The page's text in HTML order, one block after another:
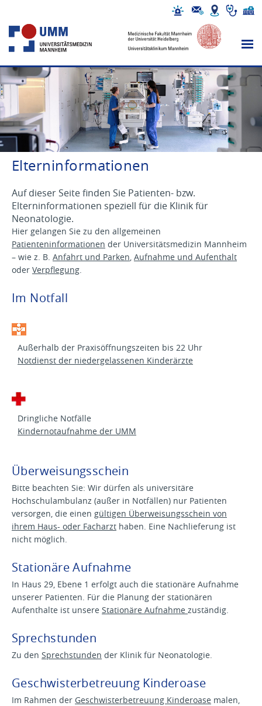
Elterninformationen
Auf dieser Seite finden Sie Patienten- bzw.
Elterninformationen speziell für die Klinik für
Neonatologie.
Hier gelangen Sie zu den allgemeinen
Patienteninformationen der Universitätsmedizin Mannheim
– wie z. B. Anfahrt und Parken Aufnahme und Aufenthalt
oder Verpflegung
Im Notfall
Außerhalb der Praxisöffnungszeiten bis 22 Uhr
Notdienst der niedergelassenen Kinderärzte
Dringliche Notfälle
Kindernotaufnahme der UMM
Überweisungsschein
Bitte beachten Sie: Wir dürfen als universitäre
Hochschulambulanz (außer in Notfällen) nur Patienten
versorgen, die einen gültigen Überweisungsschein von
ihrem Haus- oder Facharzt haben. Eine Nachlieferung ist
nicht möglich.
Stationäre Aufnahme
In Haus 29, Ebene 1 erfolgt auch die stationäre Aufnahme
unserer Patienten. Für die Planung der stationären
Aufenthalte ist unsere Stationäre Aufnahme zuständig.
Sprechstunden
Zu den Sprechstunden der Klinik für Neonatologie.
Geschwisterbetreuung Kinderoase
Im Rahmen der Geschwisterbetreuung Kinderoase malen,